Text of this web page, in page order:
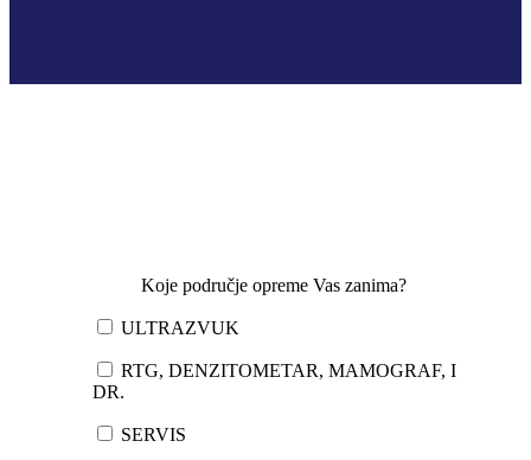
Koje područje opreme Vas zanima?
ULTRAZVUK
RTG, DENZITOMETAR, MAMOGRAF, I
DR.
SERVIS